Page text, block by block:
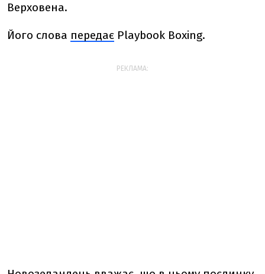
Верховена.
Його слова передає Playbook Boxing.
РЕКЛАМА: